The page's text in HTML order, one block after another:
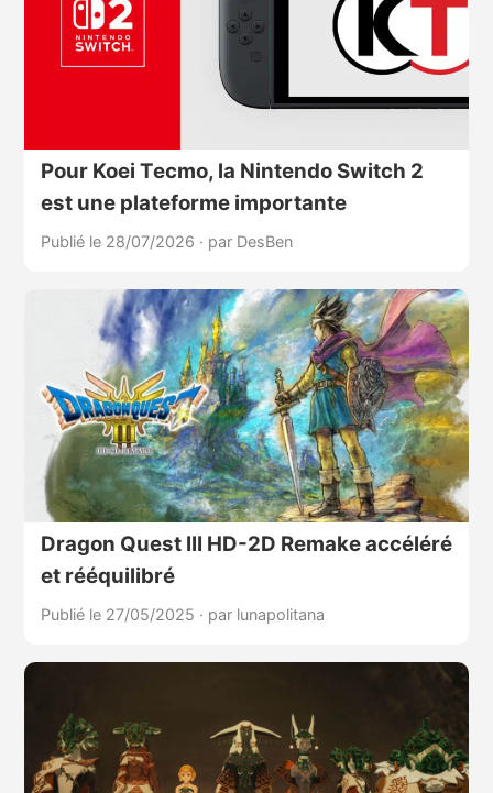
Pour Koei Tecmo, la Nintendo Switch 2
est une plateforme importante
Publié le 28/07/2026 · par DesBen
Dragon Quest III HD-2D Remake accéléré
et rééquilibré
Publié le 27/05/2025 · par lunapolitana